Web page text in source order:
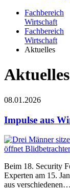
Fachbereich
Wirtschaft
Fachbereich
Wirtschaft
Aktuelles
Aktuelles
08.01.2026
Impulse aus
Beim 18. Security
Experten am 15.
aus verschiedenen…